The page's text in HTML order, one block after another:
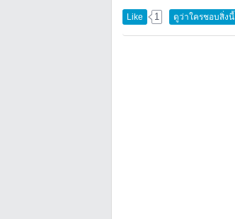
Like 1 ดูว่าใครชอบสิ่งนี้